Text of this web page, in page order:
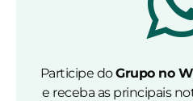
Participe doGrupo no
e receba as principais